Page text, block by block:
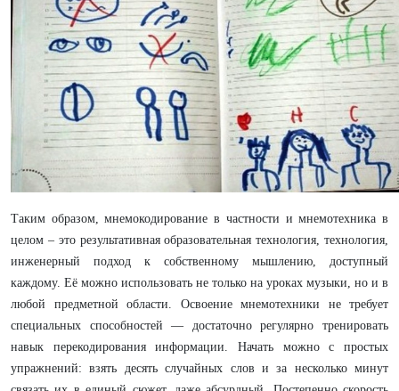
Таким образом, мнемокодирование в частности и мнемотехника в
целом – это результативная образовательная технология, технология,
инженерный подход к собственному мышлению, доступный
каждому. Её можно использовать не только на уроках музыки, но и в
любой предметной области. Освоение мнемотехники не требует
специальных способностей — достаточно регулярно тренировать
навык перекодирования информации. Начать можно с простых
упражнений: взять десять случайных слов и за несколько минут